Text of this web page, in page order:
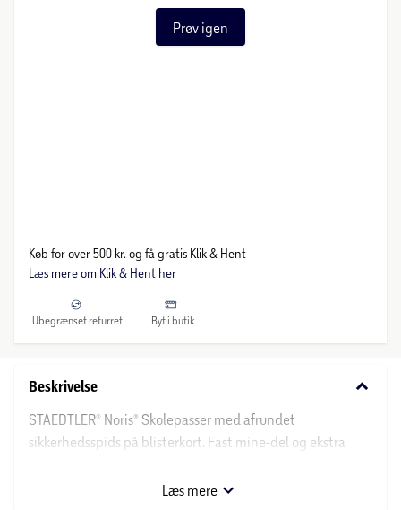
Prøv igen
Køb for over 500 kr. og få gratis Klik & Hent
Læs mere om Klik & Hent her
Ubegrænset returret Byt i butik
Beskrivelse keyboard_arrow_down
STAEDTLER® Noris® Skolepasser med afrundet
sikkerhedsspids på blisterkort. Fast mine-del og ekstra
Læs mere